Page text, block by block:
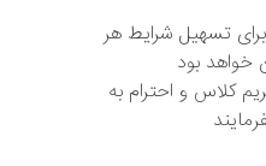
تسهیل شرایط هر
خواهد بود
کلاس و احترام به